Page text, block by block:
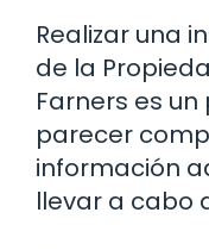
Realizar una
de la
Farners es
parecer
información
llevar a cabo